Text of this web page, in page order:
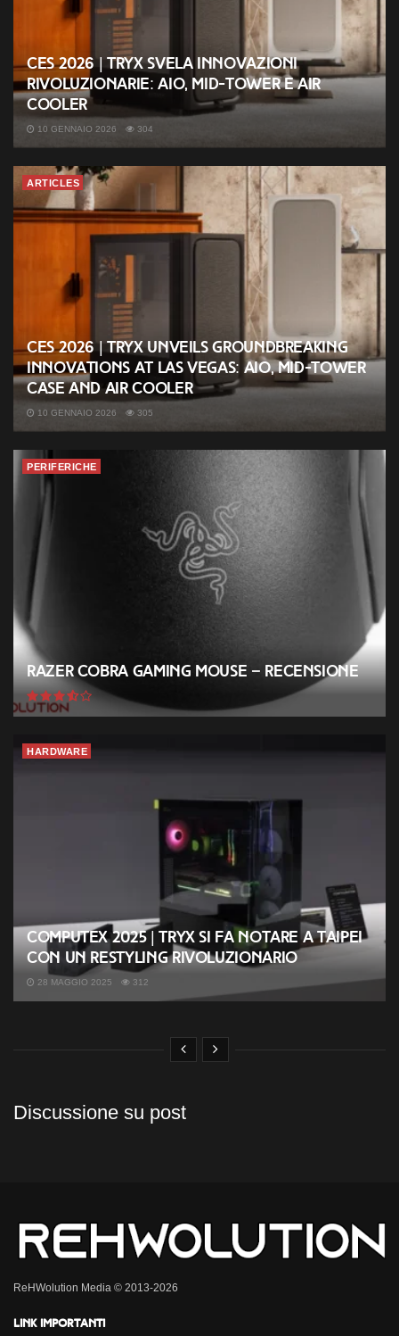
CES 2026 | TRYX svela innovazioni
rivoluzionarie: AIO, mid-tower e air
cooler
10 GENNAIO 2026 304
ARTICLES
CES 2026 | TRYX unveils groundbreaking
innovations at Las Vegas: AIO, mid-tower
case and air cooler
10 GENNAIO 2026 305
PERIFERICHE
Razer Cobra Gaming Mouse – Recensione
HARDWARE
COMPUTEX 2025 | TRYX si fa notare a Taipei
con un restyling rivoluzionario
28 MAGGIO 2025 312
Discussione su post
ReHWolution Media © 2013-2026
Link importanti